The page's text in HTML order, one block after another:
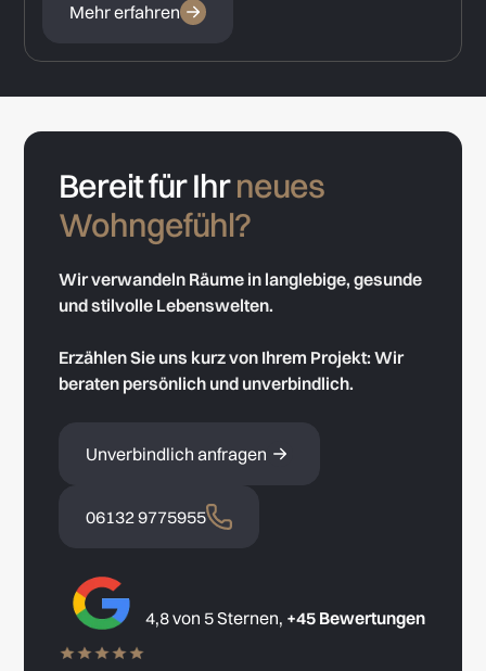
Mehr erfahren
Bereit für Ihrneues
Wohngefühl?
Wir verwandeln Räume in langlebige, gesunde
und stilvolle Lebenswelten.
Erzählen Sie uns kurz von Ihrem Projekt: Wir
beraten persönlich und unverbindlich.
Unverbindlich anfragen
06132 9775955
4,8 von 5 Sternen, +45 Bewertungen